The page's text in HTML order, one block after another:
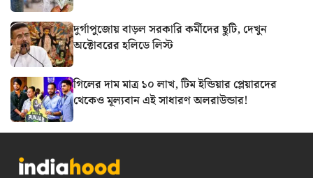
দুর্গাপুজোয় বাড়ল সরকারি কর্মীদের ছুটি, দেখুন
অক্টোবরের হলিডে লিস্ট
গিলের দাম মাত্র ১০ লাখ, টিম ইন্ডিয়ার প্লেয়ারদের
থেকেও মূল্যবান এই সাধারণ অলরাউন্ডার!